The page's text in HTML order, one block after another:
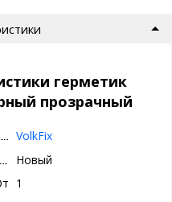
герметик
прозрачный
VolkFix
Новый
1